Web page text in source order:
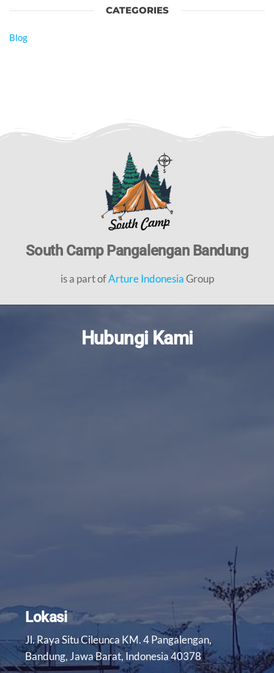
CATEGORIES
Blog
South Camp Pangalengan Bandung
is a part ofArture IndonesiaGroup
Hubungi Kami
Lokasi
Jl. Raya Situ Cileunca KM. 4 Pangalengan,
Bandung, Jawa Barat, Indonesia 40378